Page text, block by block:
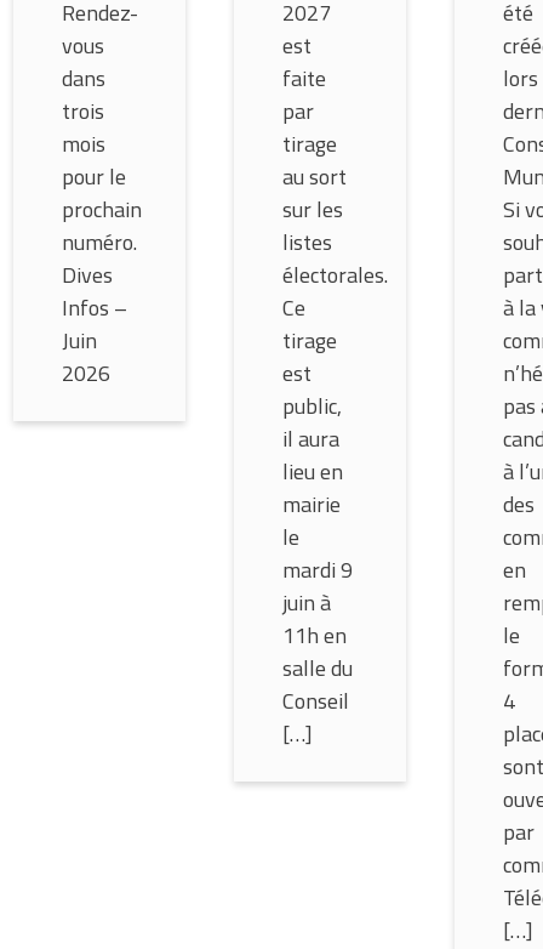
Rendez-
vous
dans
trois
mois
pour le
prochain
numéro.
Dives
Infos –
Juin
2026
2027
est
faite
par
tirage
au sort
sur les
listes
électorales.
Ce
tirage
est
public,
il aura
lieu en
mairie
le
mardi 9
juin à
11h en
salle du
Conseil
[…]
été
lors
Si
à la
pas
à
des
en
le
4
sont
par
[…]